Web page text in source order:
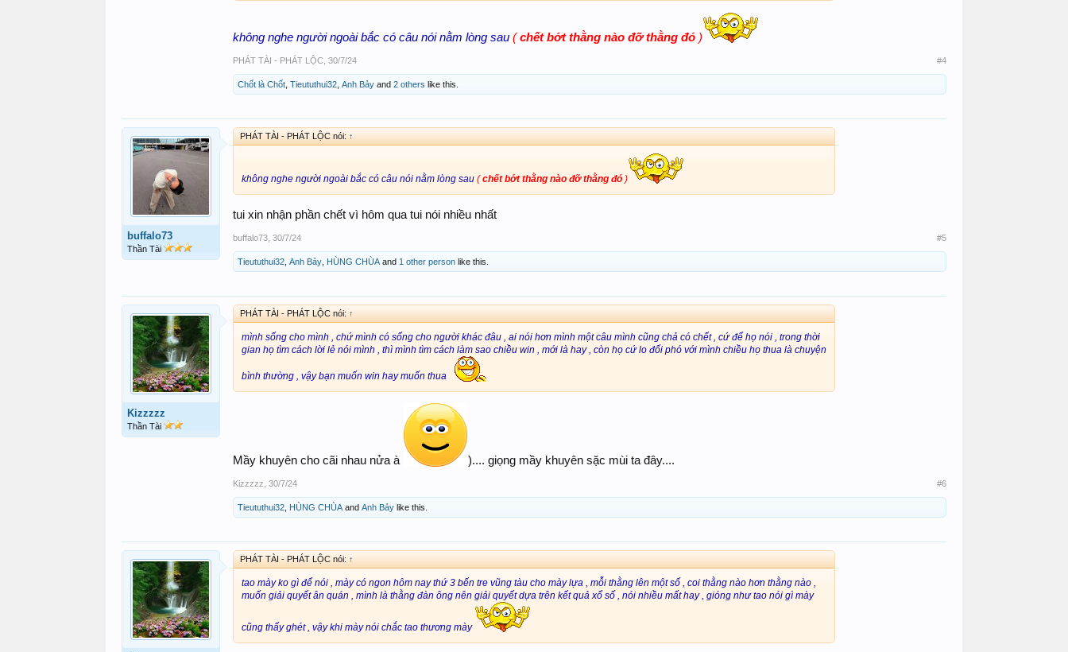
không nghe người ngoài bắc có câu nói nằm lòng sau (chết bớt thằng nào đỡ thằng đó )
PHÁT TÀI - PHÁT LỘC 30/7/24 #4
Chốt là Chốt Tieututhui32 Anh Bảy and 2 others like this.
buffalo73
Thần Tài
PHÁT TÀI - PHÁT LỘC nói: ↑
không nghe người ngoài bắc có câu nói nằm lòng sau (chết bớt thằng nào đỡ thằng đó )
tui xin nhận phần chết vì hôm qua tui nói nhiều nhất
buffalo73 30/7/24 #5
Tieututhui32 Anh Bảy HÙNG CHÙA and 1 other person like this.
Kizzzzz
Thần Tài
PHÁT TÀI - PHÁT LỘC nói: ↑
mình sống cho mình , chứ mình có sống cho người khác đâu , ai nói hơn mình một câu mình cũng chả có chết , cứ để họ nói , trong thời
gian họ tìm cách lời lẻ nói mình , thì mình tìm cách làm sao chiều win , mới là hay , còn họ cứ lo đối phó với mình chiều họ thua là chuyện
bình thường , vậy bạn muốn win hay muốn thua
Mầy khuyên cho cãi nhau nửa à ).... giọng mầy khuyên sặc mùi ta đây....
Kizzzzz 30/7/24 #6
Tieututhui32 HÙNG CHÙA and Anh Bảy like this.
PHÁT TÀI - PHÁT LỘC nói: ↑
tao mày ko gì để nói , mày có ngon hôm nay thứ 3 bến tre vũng tàu cho mày lựa , mỗi thằng lên một số , coi thằng nào hơn thằng nào ,
muốn giải quyết ân quán , mình là thằng đàn ông nên giải quyết dựa trên kết quả xổ số , nói nhiều mất hay , gióng như tao nói gì mày
cũng thấy ghét , vậy khi mày nói chắc tao thương mày